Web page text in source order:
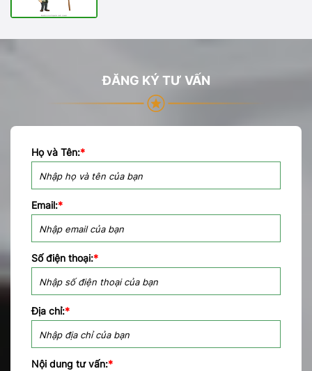
ĐĂNG KÝ TƯ VẤN
Họ và Tên:*
Email:*
Số điện thoại:*
Địa chỉ:*
Nội dung tư vấn:*